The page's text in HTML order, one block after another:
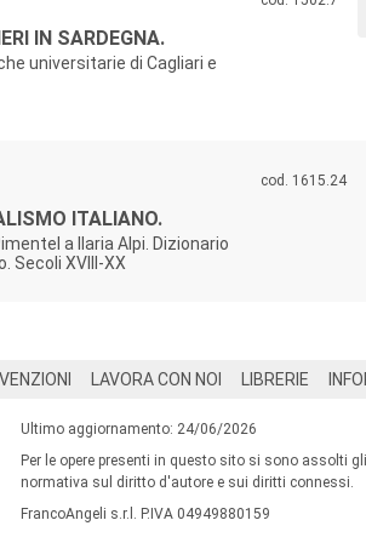
IN SARDEGNA.
universitarie di Cagliari e
ITALIANO.
a Ilaria Alpi. Dizionario
Secoli XVIII-XX
cod. 1615.24
LAVORA CON NOI LIBRERIE
Ultimo aggiornamento: 24/06/2026
Per le opere presenti in questo sito si sono assolti
normativa sul diritto d'autore e sui diritti connessi.
FrancoAngeli s.r.l. P.IVA 04949880159